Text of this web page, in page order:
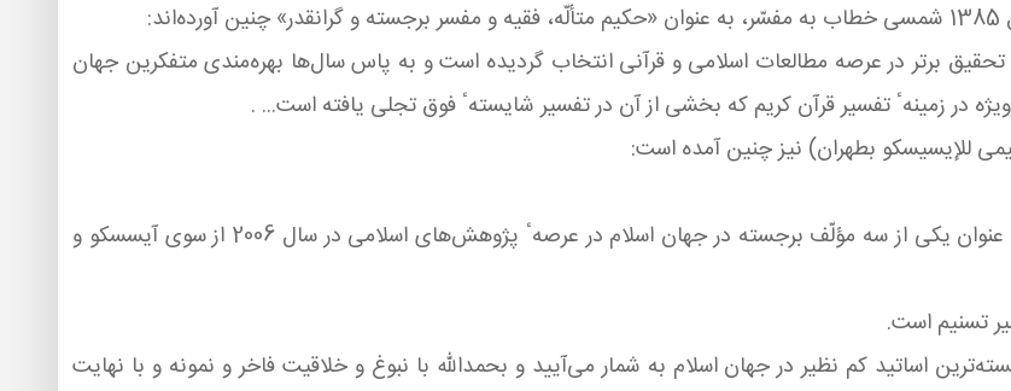
تحقیق برتر در عرصه مطالعات اسلامی و قرآنی انتخاب گردیده است و به پاس سال‌ها بهره‌مندی متفكرین جهان
در زمینهٴ تفسیر قرآن كریم كه بخشی از آن در تفسیر شایستهٴ فوق تجلی یافته است... .
للإیسیسكو بطهران) نیز چنین آمده است:
افتخار دارم كه تهنیت و تبریك خود را به مناسبت انتخاب شما به عنوان یكی از سه مؤلّف برجسته در جهان اسلام در عرصهٴ پژوهش‌های اسلامی در سال 2006 از سوی آیسسكو و
تسنیم است.
اساتید كم نظیر در جهان اسلام به شمار می‌آیید و بحمدالله با نبوغ و خلاقیت فاخر و نمونه و با نهایت